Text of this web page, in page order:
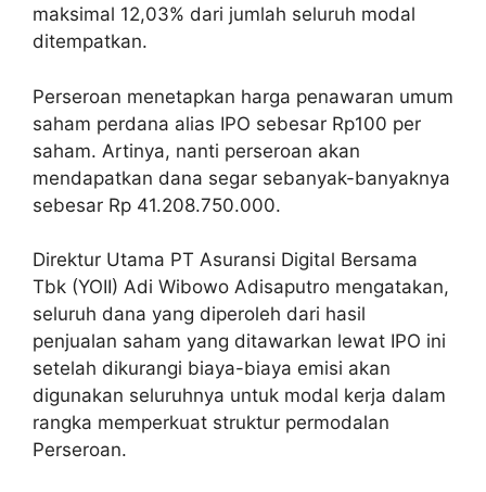
maksimal 12,03% dari jumlah seluruh modal
ditempatkan.
Perseroan menetapkan harga penawaran umum
saham perdana alias IPO sebesar Rp100 per
saham. Artinya, nanti perseroan akan
mendapatkan dana segar sebanyak-banyaknya
sebesar Rp 41.208.750.000.
Direktur Utama PT Asuransi Digital Bersama
Tbk (YOII) Adi Wibowo Adisaputro mengatakan,
seluruh dana yang diperoleh dari hasil
penjualan saham yang ditawarkan lewat IPO ini
setelah dikurangi biaya-biaya emisi akan
digunakan seluruhnya untuk modal kerja dalam
rangka memperkuat struktur permodalan
Perseroan.